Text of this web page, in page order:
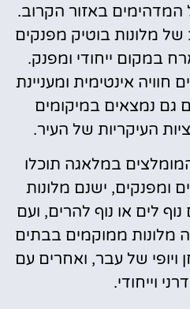
המדהימים באזור הקרוב.
של מלונות בוטיק מפנקים
במקום ייחודי ומפנק.
אינטימית ומעניינת
גם נמצאים במיקומים
העיקריות של העיר.
במלאגה תוכלו
ומפנקים, ישנם מלונות
לים או נוף להרים, ועם
מלונות ממוקמים בבתים
ויופי של עבר, ואחרים עם
וייחודי.